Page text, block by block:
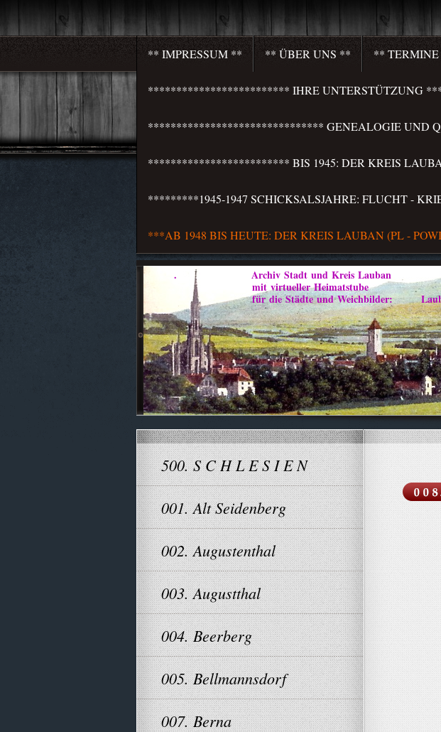
** IMPRESSUM ** ** ÜBER UNS ** **
************************* IHRE UNTERSTÜTZUNG
******************************* GENEALOGIE
************************* BIS 1945: DER KREIS
*********1945-1947 SCHICKSALSJAHRE: FLUCHT -
***AB 1948 BIS HEUTE: DER KREIS LAUBAN (PL -
. Archiv Stadt und Kreis Lauban
mit virtueller Heimatstube
für die Städte und Weichbilder: Lauban -
500. S C H L E S I E N
001. Alt Seidenberg
002. Augustenthal
003. Augustthal
004. Beerberg
005. Bellmannsdorf
007. Berna